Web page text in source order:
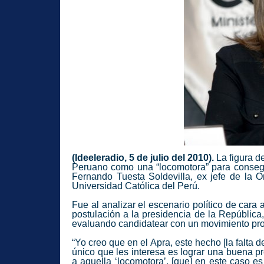
(Ideeleradio, 5 de julio del 2010). La figura
Peruano como una “locomotora” para
Fernando Tuesta Soldevilla, ex jefe de la
Universidad Católica del Perú.
Fue al analizar el escenario político de cara
postulación a la presidencia de la
evaluando candidatear con un movimiento
“Yo creo que en el Apra, este hecho [la falta
único que les interesa es lograr una buena
a aquella ‘locomotora’, [que] en este caso